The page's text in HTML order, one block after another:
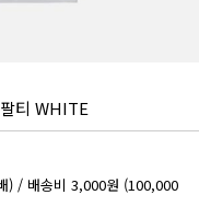
티 WHITE
) / 배송비 3,000원 (100,000